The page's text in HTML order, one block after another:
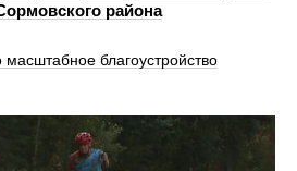
района
благоустройство